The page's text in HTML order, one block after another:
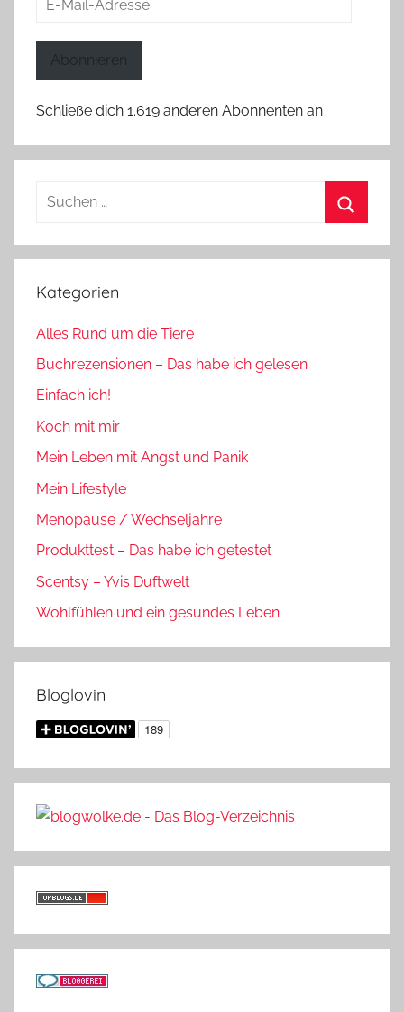
Abonnieren
Schließe dich 1.619 anderen Abonnenten an
Suchen
Kategorien
Alles Rund um die Tiere
Buchrezensionen – Das habe ich gelesen
Einfach ich!
Koch mit mir
Mein Leben mit Angst und Panik
Mein Lifestyle
Menopause / Wechseljahre
Produkttest – Das habe ich getestet
Scentsy – Yvis Duftwelt
Wohlfühlen und ein gesundes Leben
Bloglovin